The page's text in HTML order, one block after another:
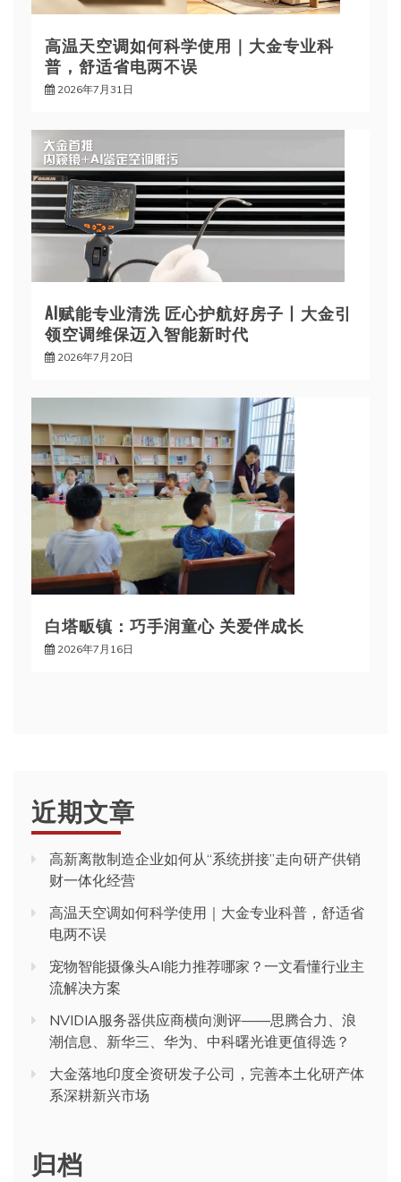
高温天空调如何科学使用｜大金专业科
普，舒适省电两不误
2026年7月31日
AI赋能专业清洗 匠心护航好房子丨大金引
领空调维保迈入智能新时代
2026年7月20日
白塔畈镇：巧手润童心 关爱伴成长
2026年7月16日
近期文章
高新离散制造企业如何从“系统拼接”走向研产供销
财一体化经营
高温天空调如何科学使用｜大金专业科普，舒适省
电两不误
宠物智能摄像头AI能力推荐哪家？一文看懂行业主
流解决方案
NVIDIA服务器供应商横向测评——思腾合力、浪
潮信息、新华三、华为、中科曙光谁更值得选？
大金落地印度全资研发子公司，完善本土化研产体
系深耕新兴市场
归档